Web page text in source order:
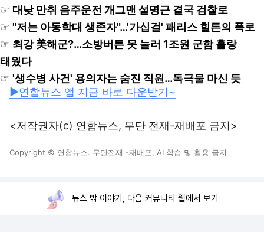
☞ 대낮 만취 음주운전 개그맨 설명근 결국 검찰로
☞ "저는 아동학대 생존자"…'가십걸' 패리스 힐튼의 폭로
☞ 최강 美해군?…소방버튼 못 눌러 1조원 군함 홀랑
태웠다
☞ '생수병 사건' 용의자는 숨진 직원…독극물 마신 듯
▶연합뉴스 앱 지금 바로 다운받기~
<저작권자(c) 연합뉴스, 무단 전재-재배포 금지>
Copyright © 연합뉴스. 무단전재 -재배포, AI 학습 및 활용 금지
뉴스 밖 이야기, 다음 커뮤니티 웹에서 보기